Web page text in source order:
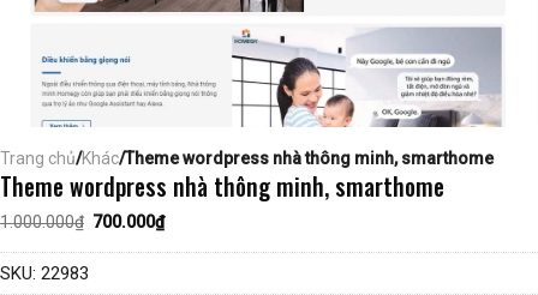
Trang chủ/Khác/Theme wordpress nhà thông minh, smarthome
Theme wordpress nhà thông minh, smarthome
1.000.000₫ Giá
là:
700.000₫Giá
hiện
tại
SKU: 22983